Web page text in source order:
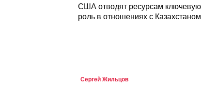
США отводят ресурсам ключевую
роль в отношениях с Казахстаном
Сергей Жильцов